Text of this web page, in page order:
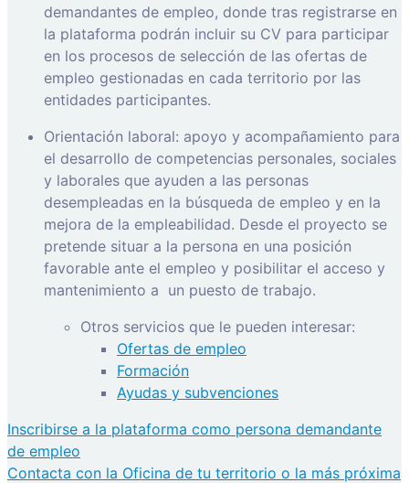
demandantes de empleo, donde tras registrarse en
la plataforma podrán incluir su CV para participar
en los procesos de selección de las ofertas de
empleo gestionadas en cada territorio por las
entidades participantes.
Orientación laboral: apoyo y acompañamiento para
el desarrollo de competencias personales, sociales
y laborales que ayuden a las personas
desempleadas en la búsqueda de empleo y en la
mejora de la empleabilidad. Desde el proyecto se
pretende situar a la persona en una posición
favorable ante el empleo y posibilitar el acceso y
mantenimiento a un puesto de trabajo.
Otros servicios que le pueden interesar:
Ofertas de empleo
Formación
Ayudas y subvenciones
Inscribirse a la plataforma como persona demandante
de empleo
Contacta con la Oficina de tu territorio o la más próxima